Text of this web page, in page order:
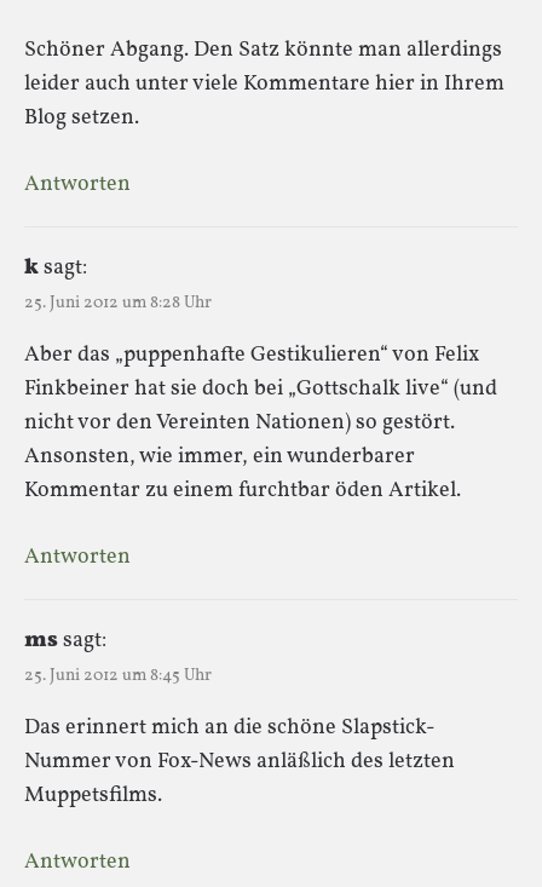
Schöner Abgang. Den Satz könnte man allerdings
leider auch unter viele Kommentare hier in Ihrem
Blog setzen.
Antworten
ksagt:
25. Juni 2012 um 8:28 Uhr
Aber das „puppenhafte Gestikulieren“ von Felix
Finkbeiner hat sie doch bei „Gottschalk live“ (und
nicht vor den Vereinten Nationen) so gestört.
Ansonsten, wie immer, ein wunderbarer
Kommentar zu einem furchtbar öden Artikel.
Antworten
mssagt:
25. Juni 2012 um 8:45 Uhr
Das erinnert mich an die schöne Slapstick-
Nummer von Fox-News anläßlich des letzten
Muppetsfilms.
Antworten